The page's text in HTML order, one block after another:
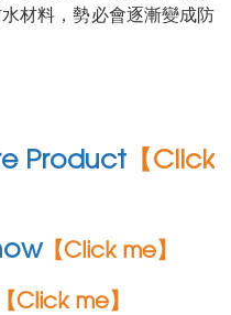
材料，勢必會逐漸變成防
Product【Click
【Click me】
【Click me】